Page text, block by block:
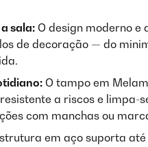
sala: O design moderno e
de decoração — do
O tampo em
a riscos e limpa-
com manchas ou
em aço suporta